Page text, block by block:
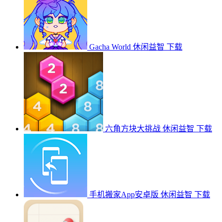
Gacha World 休闲益智 下载
六角方块大挑战 休闲益智 下载
手机搬家App安卓版 休闲益智 下载